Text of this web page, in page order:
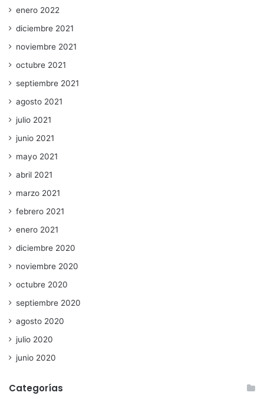
enero 2022
diciembre 2021
noviembre 2021
octubre 2021
septiembre 2021
agosto 2021
julio 2021
junio 2021
mayo 2021
abril 2021
marzo 2021
febrero 2021
enero 2021
diciembre 2020
noviembre 2020
octubre 2020
septiembre 2020
agosto 2020
julio 2020
junio 2020
Categorías